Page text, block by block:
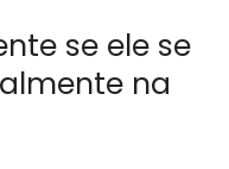
se ele se
na